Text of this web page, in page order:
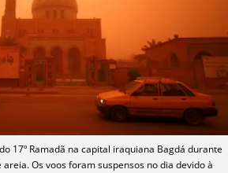
17º Ramadã na capital iraquiana Bagdá durante
Os voos foram suspensos no dia devido à